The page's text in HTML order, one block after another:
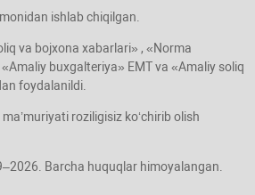
ishlab chiqilgan.
va bojхona хabarlari» , «Norma
buхgalteriya» EMT va «Amaliy soliq
foydalanildi.
roziligisiz koʻchirib olish
Barcha huquqlar himoyalangan.